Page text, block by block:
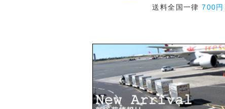
送料全国一律700円